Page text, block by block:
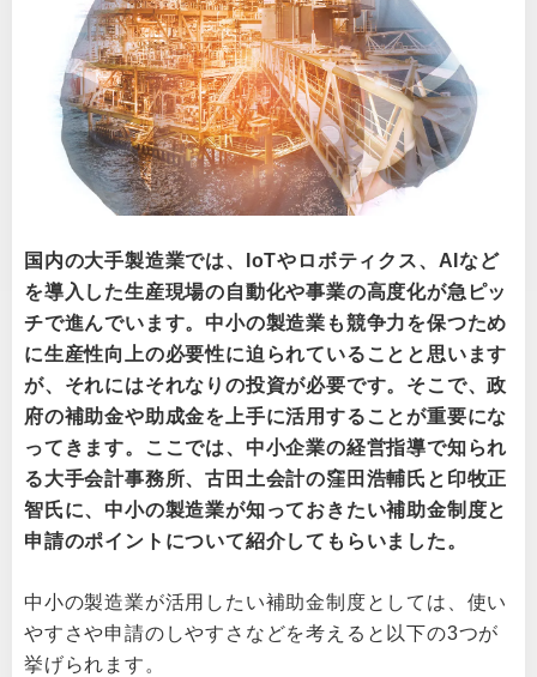
国内の大手製造業では、IoTやロボティクス、AIなど
を導入した生産現場の自動化や事業の高度化が急ピッ
チで進んでいます。中小の製造業も競争力を保つため
に生産性向上の必要性に迫られていることと思います
が、それにはそれなりの投資が必要です。そこで、政
府の補助金や助成金を上手に活用することが重要にな
ってきます。ここでは、中小企業の経営指導で知られ
る大手会計事務所、古田土会計の窪田浩輔氏と印牧正
智氏に、中小の製造業が知っておきたい補助金制度と
申請のポイントについて紹介してもらいました。
中小の製造業が活用したい補助金制度としては、使い
やすさや申請のしやすさなどを考えると以下の3つが
挙げられます。